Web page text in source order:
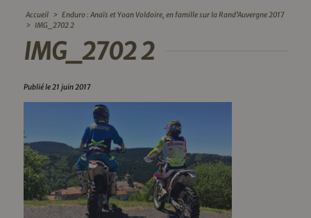
Accueil > Enduro : Anaïs et Yoan Voldoire, en famille sur la Rand’Auvergne 2017
> IMG_2702 2
IMG_2702 2
Publié le 21 juin 2017